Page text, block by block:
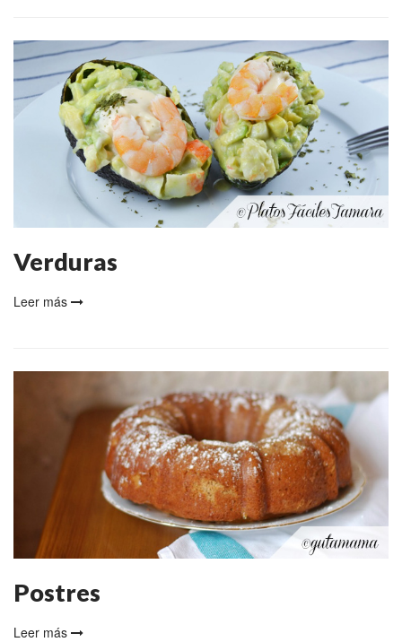
Verduras
Leer más
Postres
Leer más